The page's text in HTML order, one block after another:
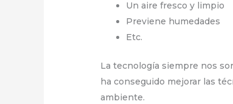
Un aire fresco y limpio
Previene humedades
Etc.
La tecnología siempre nos
ha conseguido mejorar las
ambiente.